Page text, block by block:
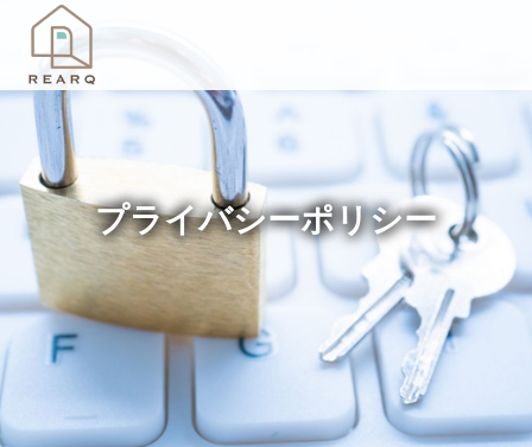
プライバシーポリシー